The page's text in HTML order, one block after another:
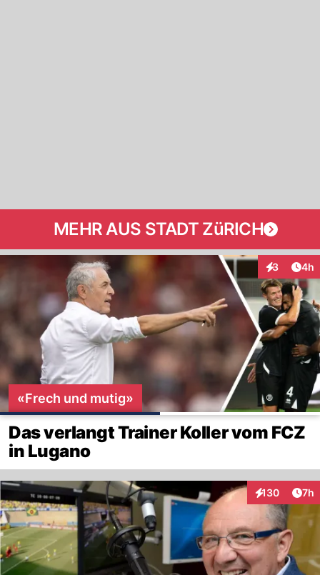
MEHR AUS STADT ZüRICH
3 4h
«Frech und mutig»
Das verlangt Trainer Koller vom FCZ
in Lugano
130
Interaktionen
7h